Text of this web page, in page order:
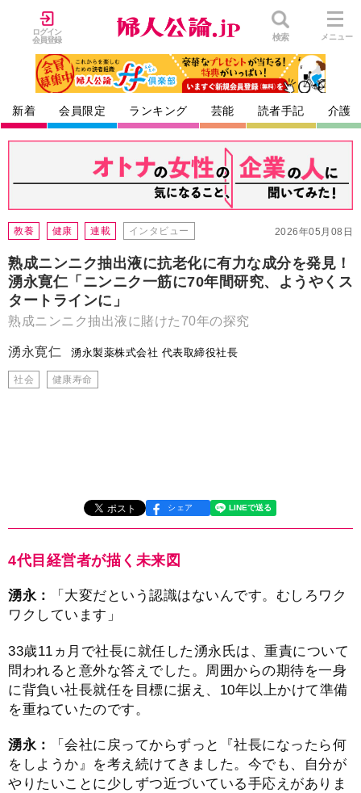
ログイン
会員登録
検索 メニュー
新着 会員限定 ランキング 芸能 読者手記 介護
2026年05月08日
教養 健康 連載 インタビュー
熟成ニンニク抽出液に抗老化に有力な成分を発見！
湧永寛仁「ニンニク一筋に70年間研究、ようやくス
タートラインに」
熟成ニンニク抽出液に賭けた70年の探究
湧永寛仁 湧永製薬株式会社 代表取締役社長
社会 健康寿命
シェア
4代目経営者が描く未来図
湧永：
「大変だという認識はないんです。むしろワク
ワクしています」
33歳11ヵ月で社長に就任した湧永氏は、重責について
問われると意外な答えでした。周囲からの期待を一身
に背負い社長就任を目標に据え、10年以上かけて準備
を重ねていたのです。
湧永：
「会社に戻ってからずっと『社長になったら何
をしようか』を考え続けてきました。今でも、自分が
やりたいことに少しずつ近づいている手応えがありま